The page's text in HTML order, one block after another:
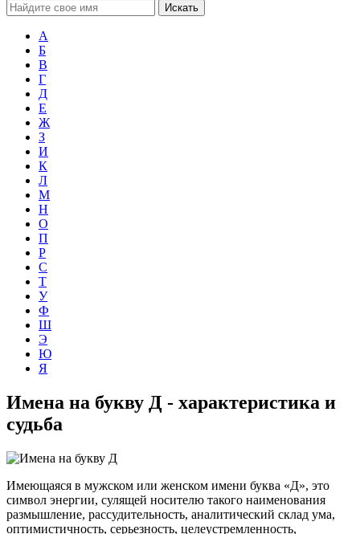
А
Б
В
Г
Д
Е
Ж
З
И
К
Л
М
Н
О
П
Р
С
Т
У
Ф
Ш
Э
Ю
Я
Имена на букву Д - характеристика и
судьба
Имеющаяся в мужском или женском имени буква «Д», это
символ энергии, сулящей носителю такого наименования
размышление, рассудительность, аналитический склад ума,
оптимистичность, серьезность, целеустремленность,